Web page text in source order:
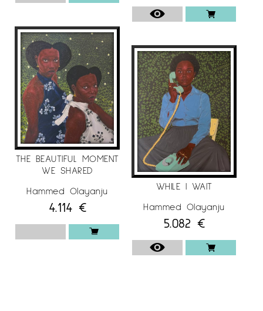
EXPOSICIONS COL·LECTIVES
2025.
2025 Contemporary African Art Exhibition
01, London Lighthouse Gallery & Studio
2024.Contemporary African Art Exhibition II,
London Lighthouse Gallery & Studio
Gifts From The Motherland, Oreofe Art Gallery
2023. Beyond the Surface, Constance and Sons
Gallery
Per a més informació de l’artistaHammed
OlayanjuaEspai Cavallers Gallery
THE BEAUTIFUL MOMENT
WE SHARED
Hammed Olayanju
4.114 €
WHILE I WAIT
Hammed Olayanju
5.082 €